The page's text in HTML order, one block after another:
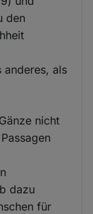
den
anderes, als
nicht
dazu
für